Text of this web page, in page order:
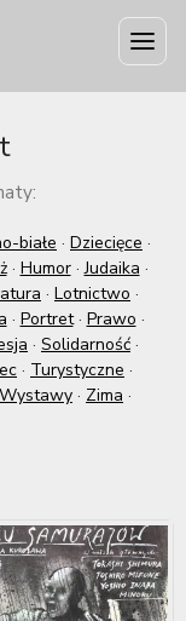
białe · Dziecięce ·
· Humor·Judaika ·
· Lotnictwo ·
· Portret· Prawo ·
· Solidarność ·
· Turystyczne ·
Wystawy · Zima ·